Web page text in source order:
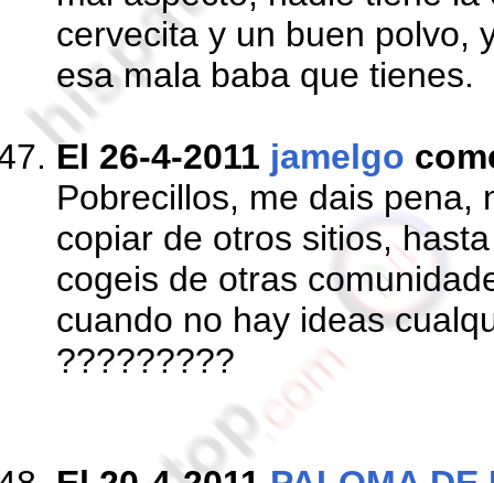
cervecita y un buen polvo,
esa mala baba que tienes.
El 26-4-2011 jamelgo
Pobrecillos, me dais pena,
copiar de otros sitios,
cogeis de otras
cuando no hay ideas
?????????